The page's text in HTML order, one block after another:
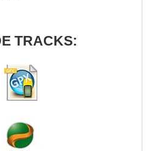
TRACKS: